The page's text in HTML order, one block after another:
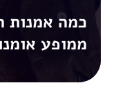
כמה אמנות
ממופע